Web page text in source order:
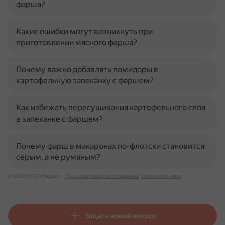
фарша?
Какие ошибки могут возникнуть при
приготовлении мясного фарша?
Почему важно добавлять помидоры в
картофельную запеканку с фаршем?
Как избежать пересушивания картофельного слоя
в запеканке с фаршем?
Почему фарш в макаронах по-флотски становится
серым, а не румяным?
© 2026 ООО «Яндекс» Пользовательское соглашение Связаться с нами
Задать новый вопрос